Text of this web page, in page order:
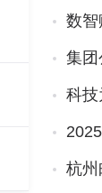
数智
集团
科技
杭州